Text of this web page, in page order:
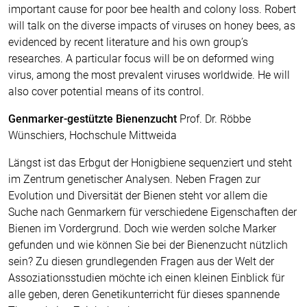
important cause for poor bee health and colony loss. Robert
will talk on the diverse impacts of viruses on honey bees, as
evidenced by recent literature and his own group’s
researches. A particular focus will be on deformed wing
virus, among the most prevalent viruses worldwide. He will
also cover potential means of its control.
Genmarker-gestützte Bienenzucht Prof. Dr. Röbbe
Wünschiers, Hochschule Mittweida
Längst ist das Erbgut der Honigbiene sequenziert und steht
im Zentrum genetischer Analysen. Neben Fragen zur
Evolution und Diversität der Bienen steht vor allem die
Suche nach Genmarkern für verschiedene Eigenschaften der
Bienen im Vordergrund. Doch wie werden solche Marker
gefunden und wie können Sie bei der Bienenzucht nützlich
sein? Zu diesen grundlegenden Fragen aus der Welt der
Assoziationsstudien möchte ich einen kleinen Einblick für
alle geben, deren Genetikunterricht für dieses spannende